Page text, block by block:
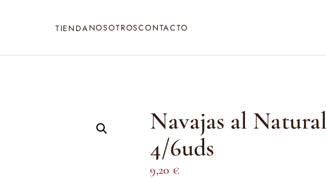
TIENDANOSOTROSCONTACTO
Navajas al
4/6uds
9,20 €